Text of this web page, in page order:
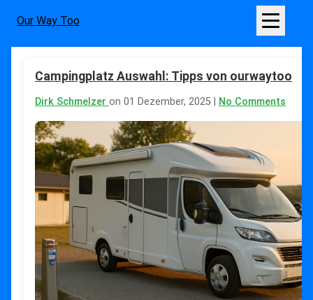
Our Way Too
Campingplatz Auswahl: Tipps von ourwaytoo
Dirk Schmelzer on 01 Dezember, 2025 | No Comments